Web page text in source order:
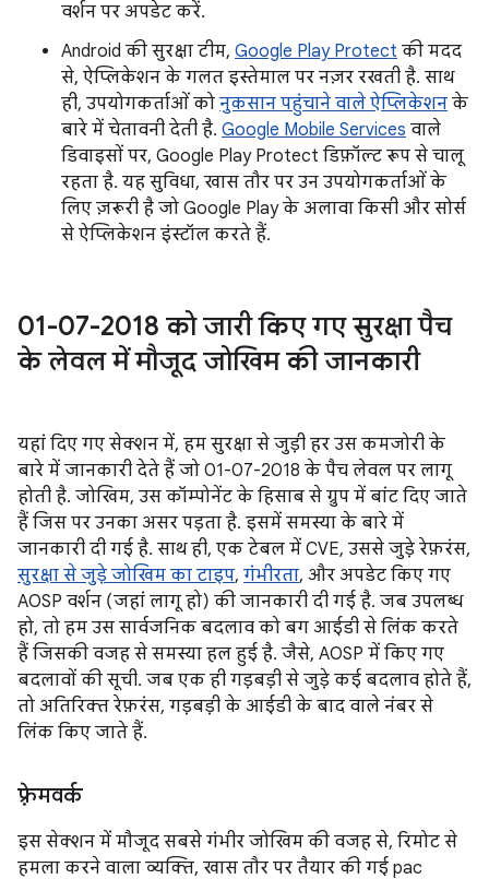
वर्शन पर अपडेट करें.
Android की सुरक्षा टीम, Google Play Protect की मदद
से, ऐप्लिकेशन के गलत इस्तेमाल पर नज़र रखती है. साथ
ही, उपयोगकर्ताओं को नुकसान पहुंचाने वाले ऐप्लिकेशन के
बारे में चेतावनी देती है. Google Mobile Services वाले
डिवाइसों पर, Google Play Protect डिफ़ॉल्ट रूप से चालू
रहता है. यह सुविधा, खास तौर पर उन उपयोगकर्ताओं के
लिए ज़रूरी है जो Google Play के अलावा किसी और सोर्स
से ऐप्लिकेशन इंस्टॉल करते हैं.
01-07-2018 को जारी किए गए सुरक्षा पैच
के लेवल में मौजूद जोखिम की जानकारी
यहां दिए गए सेक्शन में, हम सुरक्षा से जुड़ी हर उस कमजोरी के
बारे में जानकारी देते हैं जो 01-07-2018 के पैच लेवल पर लागू
होती है. जोखिम, उस कॉम्पोनेंट के हिसाब से ग्रुप में बांट दिए जाते
हैं जिस पर उनका असर पड़ता है. इसमें समस्या के बारे में
जानकारी दी गई है. साथ ही, एक टेबल में CVE, उससे जुड़े रेफ़रंस,
सुरक्षा से जुड़े जोखिम का टाइप, गंभीरता, और अपडेट किए गए
AOSP वर्शन (जहां लागू हो) की जानकारी दी गई है. जब उपलब्ध
हो, तो हम उस सार्वजनिक बदलाव को बग आईडी से लिंक करते
हैं जिसकी वजह से समस्या हल हुई है. जैसे, AOSP में किए गए
बदलावों की सूची. जब एक ही गड़बड़ी से जुड़े कई बदलाव होते हैं,
तो अतिरिक्त रेफ़रंस, गड़बड़ी के आईडी के बाद वाले नंबर से
लिंक किए जाते हैं.
फ़्रेमवर्क
इस सेक्शन में मौजूद सबसे गंभीर जोखिम की वजह से, रिमोट से
हमला करने वाला व्यक्ति, खास तौर पर तैयार की गई pac